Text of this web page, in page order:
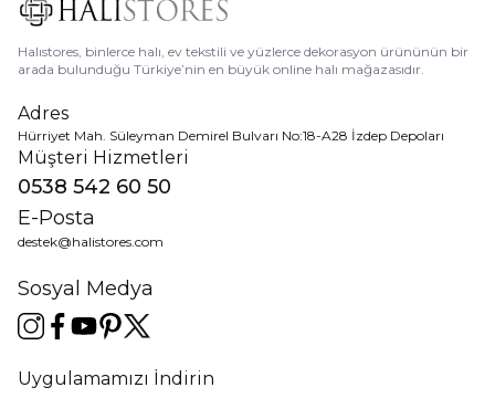
Halıstores, binlerce halı, ev tekstili ve yüzlerce dekorasyon ürününün bir
arada bulunduğu Türkiye’nin en büyük online halı mağazasıdır.
Adres
Hürriyet Mah. Süleyman Demirel Bulvarı No:18-A28 İzdep Depoları
Müşteri Hizmetleri
0538 542 60 50
E-Posta
destek@halistores.com
Sosyal Medya
Uygulamamızı İndirin